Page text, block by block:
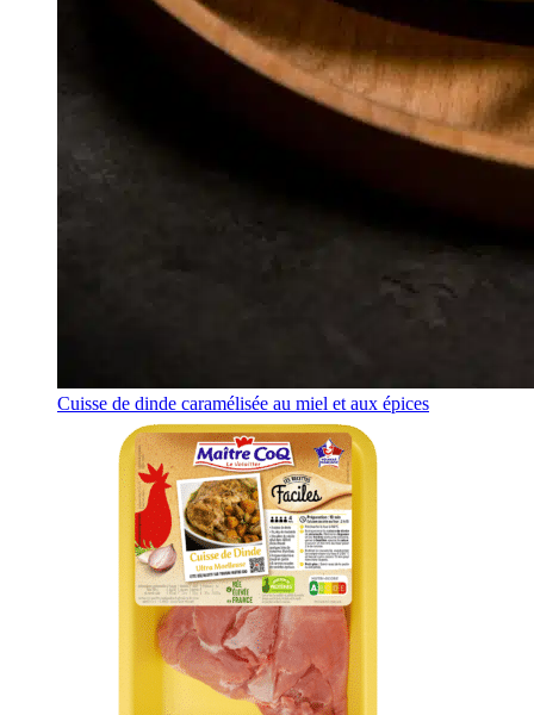
Cuisse de dinde caramélisée au miel et aux épices